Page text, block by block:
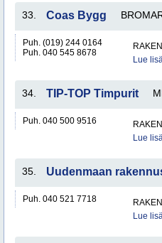
33. Coas Bygg
Puh. (019) 244 0164
Puh. 040 545 8678
Lue
34. TIP-TOP Timpurit
Puh. 040 500 9516
Lue
35. Uudenmaan
Puh. 040 521 7718
Lue